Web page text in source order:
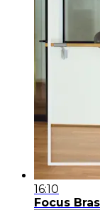
16:10
Focus